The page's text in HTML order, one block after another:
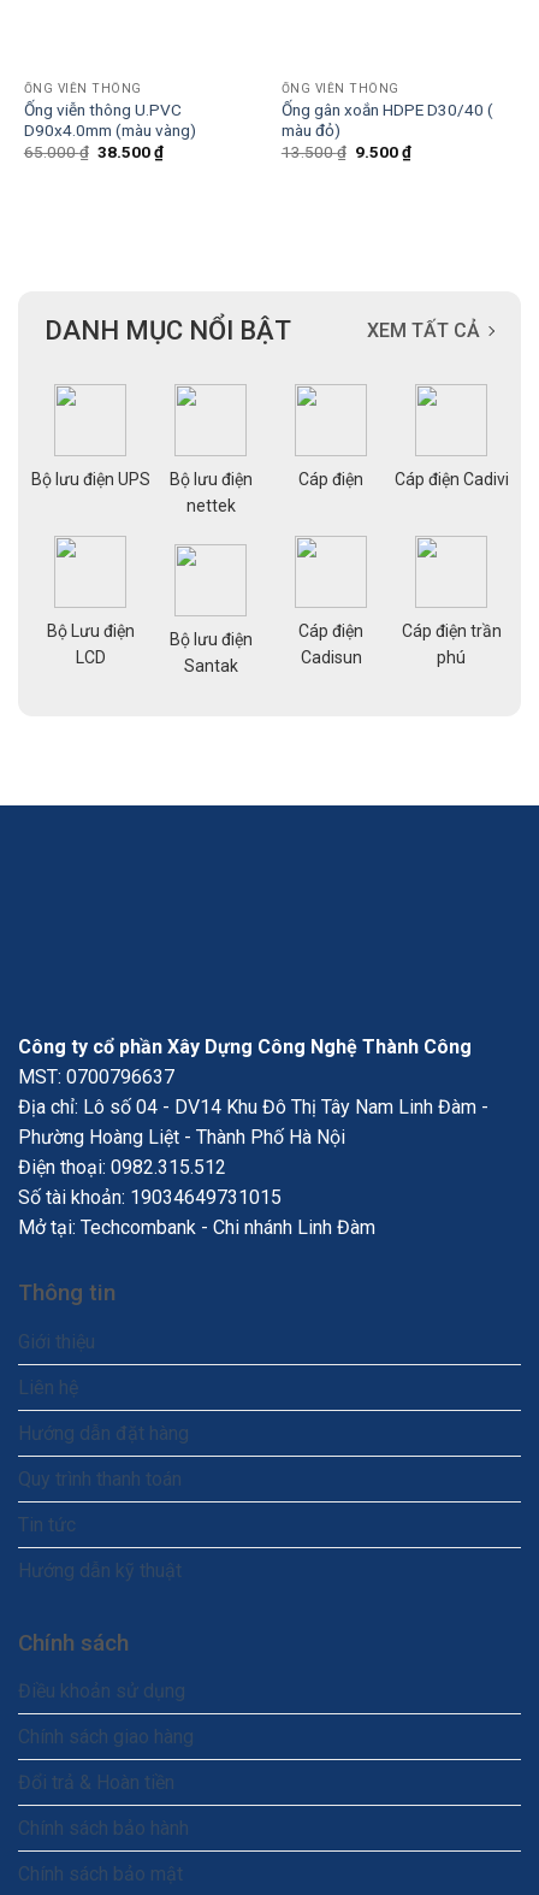
ỐNG VIỄN THÔNG
Ống viễn thông U.PVC
D90x4.0mm (màu vàng)
65.000₫ Giá
38.500₫Giá
hiện
ỐNG VIỄN THÔNG
Ống gân xoắn HDPE D30/40 (
màu đỏ)
13.500₫ Giá
9.500₫Giá
hiện
DANH MỤC NỔI BẬT XEM TẤT CẢ
Bộ lưu điện UPS
Bộ Lưu điện
LCD
Bộ lưu điện
nettek
Bộ lưu điện
Santak
Cáp điện
Cáp điện
Cadisun
Cáp điện Cadivi
Cáp điện trần
phú
Công ty cổ phần Xây Dựng Công Nghệ Thành Công
MST: 0700796637
Địa chỉ: Lô số 04 - DV14 Khu Đô Thị Tây Nam Linh Đàm -
Phường Hoàng Liệt - Thành Phố Hà Nội
Điện thoại: 0982.315.512
Số tài khoản: 19034649731015
Mở tại: Techcombank - Chi nhánh Linh Đàm
Thông tin
Giới thiệu
Liên hệ
Hướng dẫn đặt hàng
Quy trình thanh toán
Tin tức
Hướng dẫn kỹ thuật
Chính sách
Điều khoản sử dụng
Chính sách giao hàng
Đổi trả & Hoàn tiền
Chính sách bảo hành
Chính sách bảo mật